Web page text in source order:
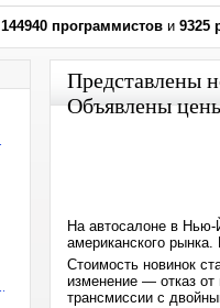
144940 программистов и 9325
Представлены
Объявлены
На автосалоне в Нью-
американского
Стоимость новинок
изменение — отказ от
трансмиссии с